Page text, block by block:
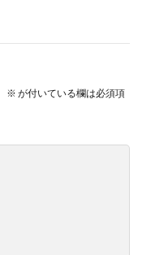
※ が付いている欄は必須項